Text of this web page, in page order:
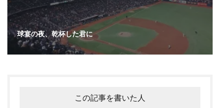
球宴の夜、乾杯した君に
この記事を書いた人